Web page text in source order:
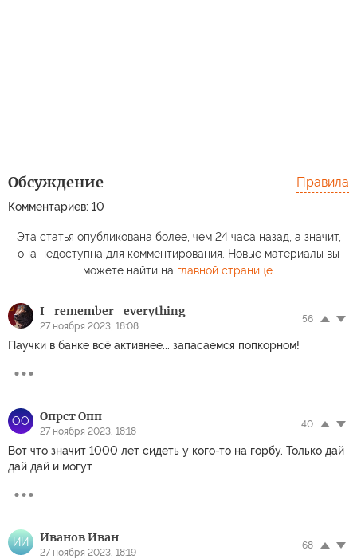
Обсуждение
Комментариев: 10
Правила
Эта статья опубликована более, чем 24 часа назад, а значит,
она недоступна для комментирования. Новые материалы вы
можете найти на главной странице.
I_remember_everything
27 ноября 2023, 18:08
56
Паучки в банке всё активнее... запасаемся попкорном!
ОО Опрст Опп
27 ноября 2023, 18:18
40
Вот что значит 1000 лет сидеть у кого-то на горбу. Только дай
дай дай и могут
ИИ Иванов Иван
27 ноября 2023, 18:19
68